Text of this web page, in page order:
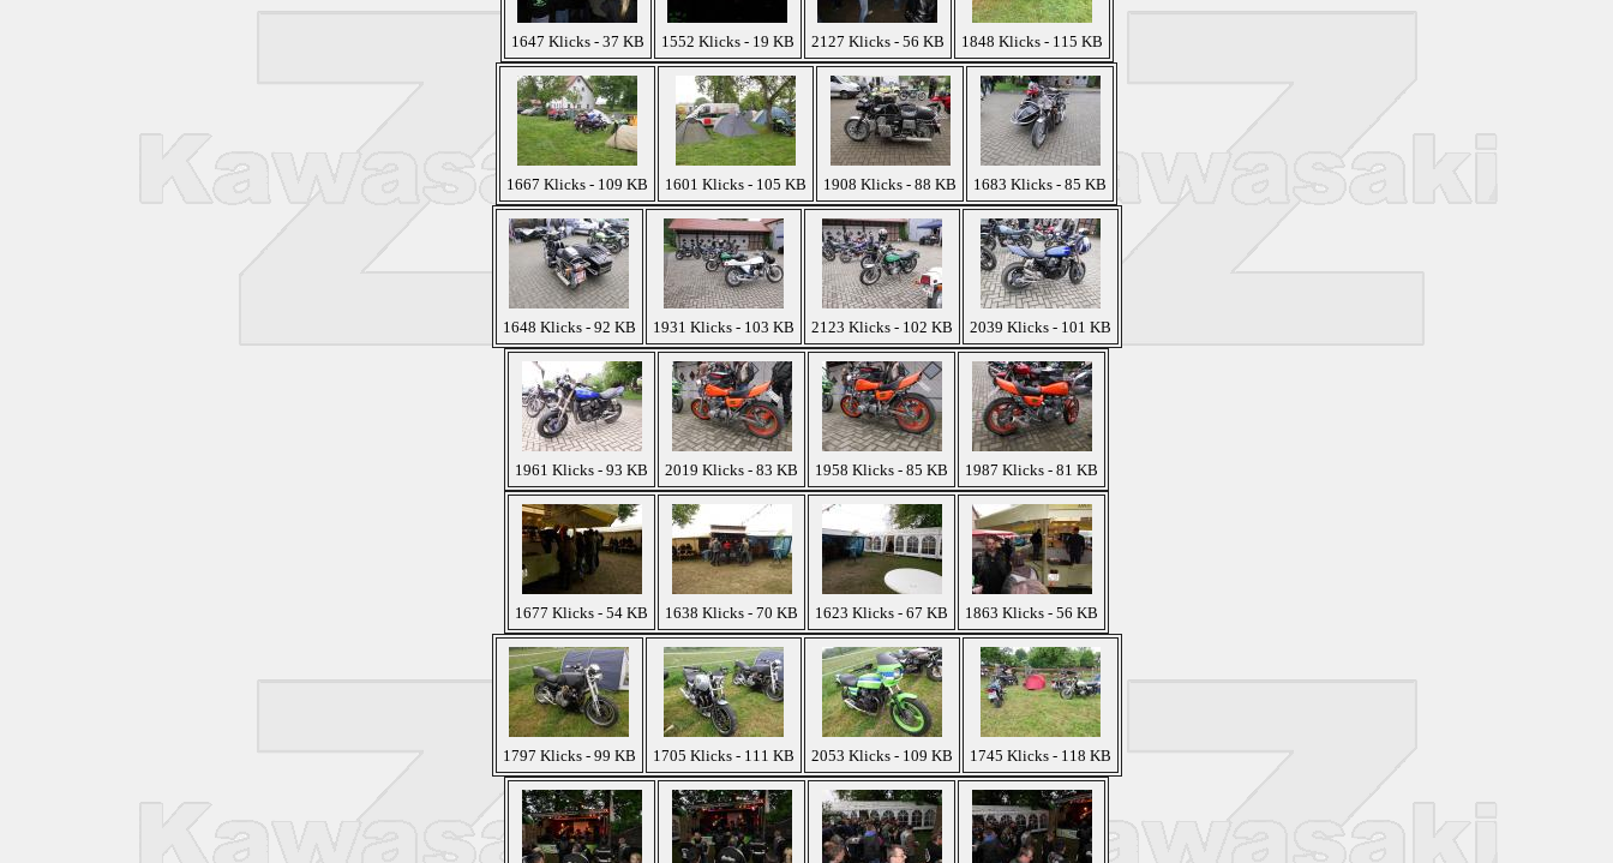
1647 Klicks - 37 KB 1552 Klicks - 19 KB 2127 Klicks - 56 KB 1848 Klicks - 115 KB
1667 Klicks - 109 KB 1601 Klicks - 105 KB 1908 Klicks - 88 KB 1683 Klicks - 85 KB
1648 Klicks - 92 KB 1931 Klicks - 103 KB 2123 Klicks - 102 KB 2039 Klicks - 101 KB
1961 Klicks - 93 KB 2019 Klicks - 83 KB 1958 Klicks - 85 KB 1987 Klicks - 81 KB
1677 Klicks - 54 KB 1638 Klicks - 70 KB 1623 Klicks - 67 KB 1863 Klicks - 56 KB
1797 Klicks - 99 KB 1705 Klicks - 111 KB 2053 Klicks - 109 KB 1745 Klicks - 118 KB